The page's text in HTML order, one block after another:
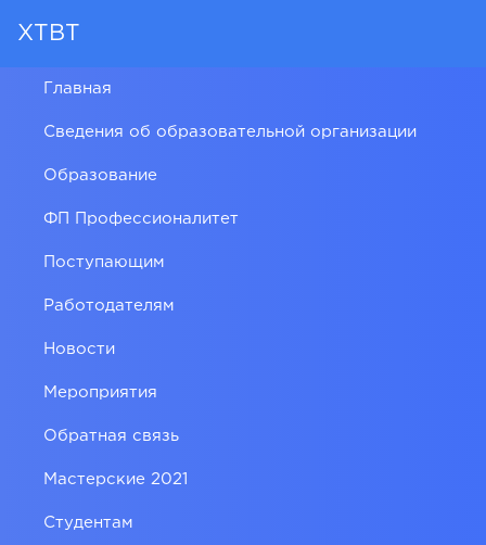
ХТВТ
Главная
Сведения об образовательной организации
Образование
ФП Профессионалитет
Поступающим
Работодателям
Новости
Мероприятия
Обратная связь
Мастерские 2021
Студентам